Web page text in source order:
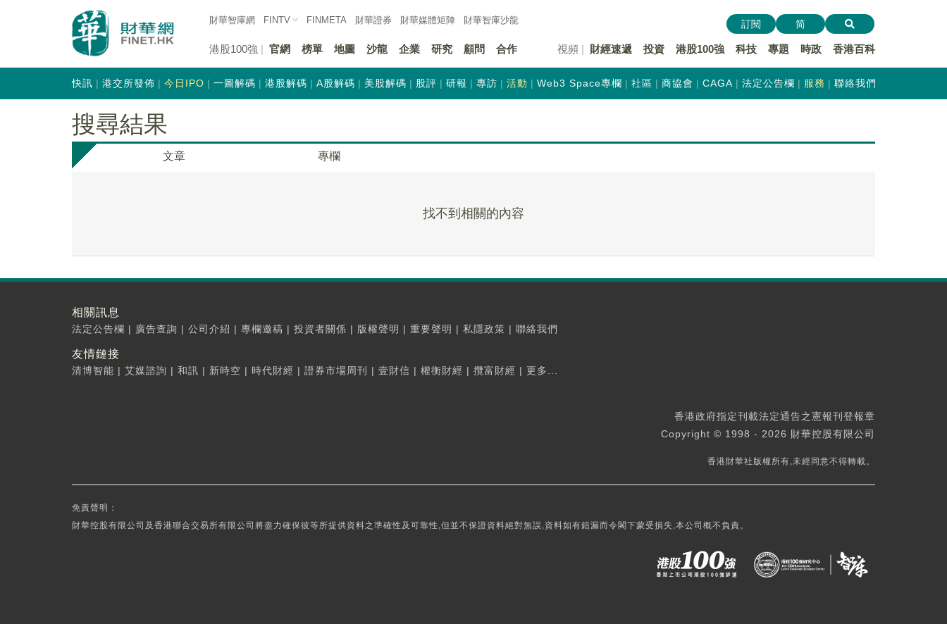
財華智庫網 FINTV FINMETA 財華證券 財華媒體矩陣 財華智庫沙龍
港股100強 官網 榜單 地圖 沙龍 企業 研究 顧問 合作 視頻 財經速遞 投資 港股100強 科技 專題 時政 香港百科
訂閱 简
快訊 港交所發佈 今日IPO 一圖解碼 港股解碼 A股解碼 美股解碼 股評 研報 專訪 活動 Web3 Space專欄 社區 商協會 CAGA 法定公告欄 服務 聯絡我們
搜尋結果
文章 專欄
找不到相關的內容
相關訊息
法定公告欄 | 廣告查詢 | 公司介紹 | 專欄邀稿 | 投資者關係 | 版權聲明 | 重要聲明 | 私隱政策 | 聯絡我們
友情鏈接
清博智能 | 艾媒諮詢 | 和訊 | 新時空 | 時代財經 | 證券市場周刊 | 壹財信 | 權衡財經 | 攬富財經 | 更多...
香港政府指定刊載法定通告之憲報刊登報章
Copyright © 1998 - 2026 財華控股有限公司
香港財華社版權所有,未經同意不得轉載。
免責聲明：
財華控股有限公司及香港聯合交易所有限公司將盡力確保彼等所提供資料之準確性及可靠性,但並不保證資料絕對無誤,資料如有錯漏而令閣下蒙受損失,本公司概不負責。